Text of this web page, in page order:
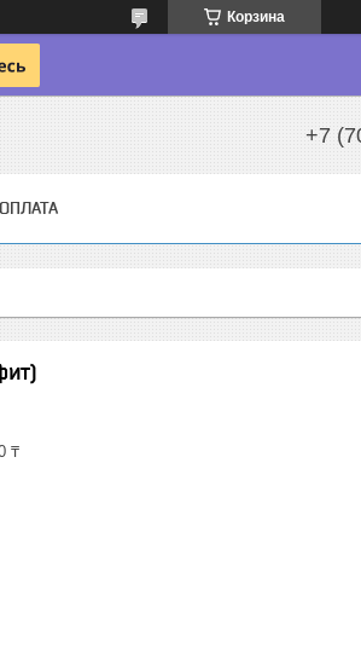
Корзина
+7
₸